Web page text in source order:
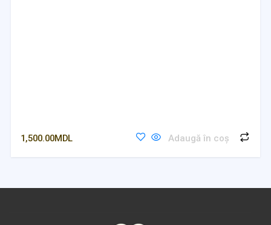
1,500.00MDL Adaugă în coș